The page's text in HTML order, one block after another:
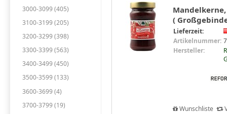
3000-3099 (405)
3100-3199 (205)
3200-3299 (398)
3300-3399 (563)
3400-3499 (450)
3500-3599 (133)
3600-3699 (4)
3700-3799 (19)
(
Lieferzeit:
Artikelnummer:
Hersteller:
Wunschliste